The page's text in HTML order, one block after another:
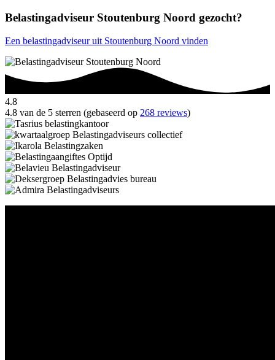
Belastingadviseur Stoutenburg Noord gezocht?
Een belastingadviseur uit Stoutenburg Noord vinden
4.8
4.8 van de 5 sterren (gebaseerd op 268 reviews)